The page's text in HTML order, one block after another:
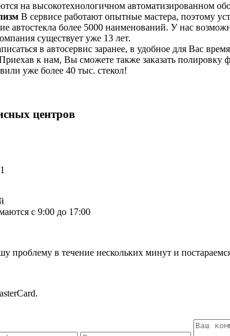
на высокотехнологичном автоматизированном
В сервисе работают опытные мастера, поэтому
автостекла более 5000 наименований. У нас
существует уже 13 лет.
в автосервис заранее, в удобное для Вас
к нам, Вы сможете также заказать полировку
уже более 40 тыс. стекол!
центров
с 9:00 до 17:00
в течение нескольких минут и постараемся